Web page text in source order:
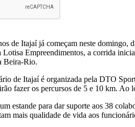
de Itajaí já começam neste
Lotisa Empreendimentos, a corrida
Beira-Rio.
de Itajaí é organizada pela DTO
fazer os percursos de 5 e 10 km.
estande para dar suporte aos 38
mais qualidade de vida aos